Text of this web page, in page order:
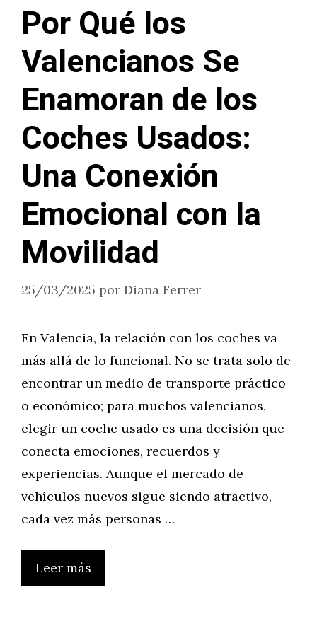
Por Qué los
Valencianos Se
Enamoran de los
Coches Usados:
Una Conexión
Emocional con la
Movilidad
25/03/2025 por Diana Ferrer
En Valencia, la relación con los coches va
más allá de lo funcional. No se trata solo de
encontrar un medio de transporte práctico
o económico; para muchos valencianos,
elegir un coche usado es una decisión que
conecta emociones, recuerdos y
experiencias. Aunque el mercado de
vehículos nuevos sigue siendo atractivo,
cada vez más personas …
Leer más